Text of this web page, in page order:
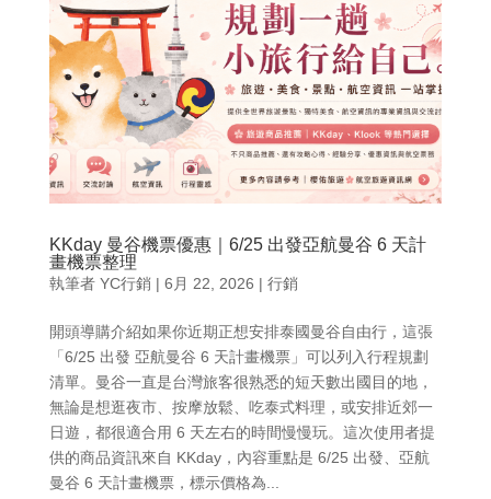
KKday 曼谷機票優惠｜6/25 出發亞航曼谷 6 天計
畫機票整理
執筆者 YC行銷| 6月 22, 2026 | 行銷
開頭導購介紹如果你近期正想安排泰國曼谷自由行，這張
「6/25 出發 亞航曼谷 6 天計畫機票」可以列入行程規劃
清單。曼谷一直是台灣旅客很熟悉的短天數出國目的地，
無論是想逛夜市、按摩放鬆、吃泰式料理，或安排近郊一
日遊，都很適合用 6 天左右的時間慢慢玩。這次使用者提
供的商品資訊來自 KKday，內容重點是 6/25 出發、亞航
曼谷 6 天計畫機票，標示價格為...